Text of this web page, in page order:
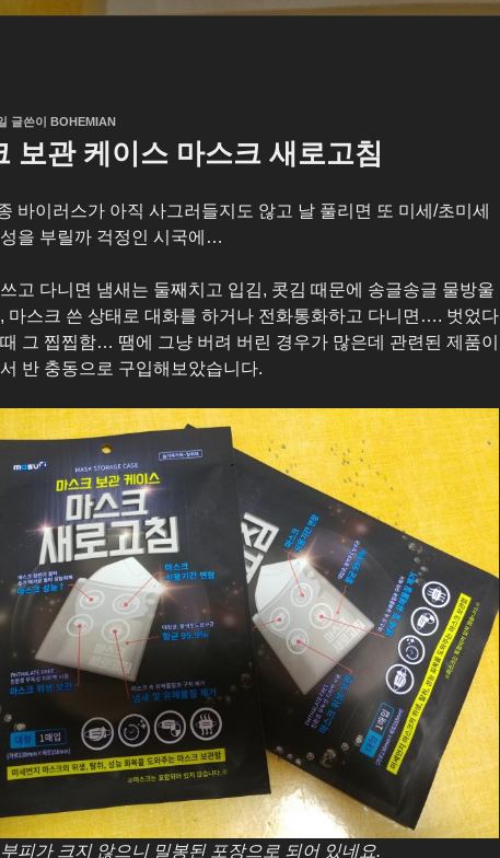
글쓴이 BOHEMIAN
보관 케이스 마스크 새로고침
바이러스가 아직 사그러들지도 않고 날 풀리면 또 미세/초미세
을 부릴까 걱정인 시국에…
고 다니면 냄새는 둘째치고 입김, 콧김 때문에 송글송글 물방울
마스크 쓴 상태로 대화를 하거나 전화통화하고 다니면…. 벗었다
그 찝찝함… 땜에 그냥 버려 버린 경우가 많은데 관련된 제품이
반 충동으로 구입해보았습니다.
피가 크지 않으니 밀봉된 포장으로 되어 있네요.